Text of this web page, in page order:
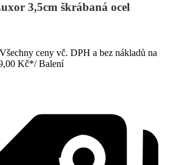
3,5cm škrábaná ocel
ceny vč. DPH a bez nákladů na
Kč*/ Balení